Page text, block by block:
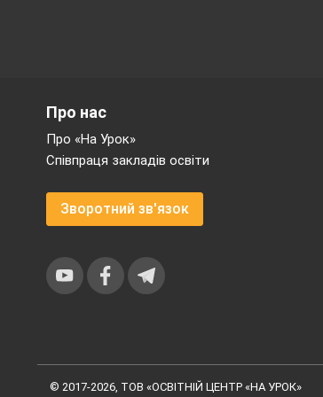
де
(Більш
Про нас
Про «На Урок»
Співпраця закладів освіти
Зворотний зв'язок
© 2017-2026, ТОВ «ОСВІТНІЙ ЦЕНТР «НА УРОК»